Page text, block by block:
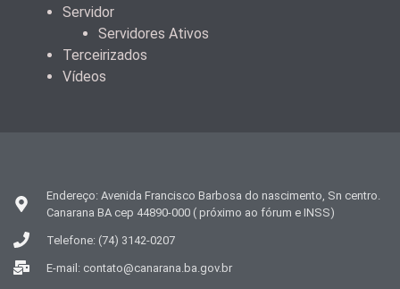
Servidor
Servidores Ativos
Terceirizados
Vídeos
Endereço: Avenida Francisco Barbosa do nascimento, Sn centro.
Canarana BA cep 44890-000 ( próximo ao fórum e INSS)
Telefone: (74) 3142-0207
E-mail: contato@canarana.ba.gov.br